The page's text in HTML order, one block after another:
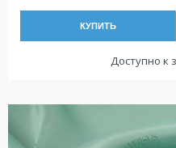
КУПИТЬ
Доступно к